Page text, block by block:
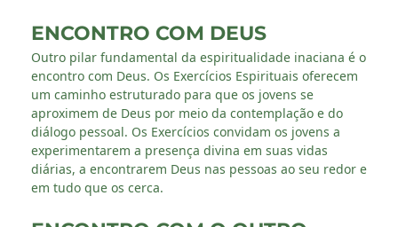
ENCONTRO COM DEUS
Outro pilar fundamental da espiritualidade inaciana é o
encontro com Deus. Os Exercícios Espirituais oferecem
um caminho estruturado para que os jovens se
aproximem de Deus por meio da contemplação e do
diálogo pessoal. Os Exercícios convidam os jovens a
experimentarem a presença divina em suas vidas
diárias, a encontrarem Deus nas pessoas ao seu redor e
em tudo que os cerca.